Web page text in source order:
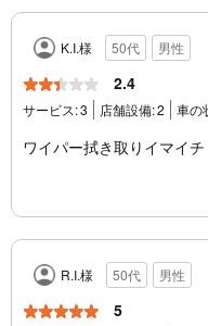
K.I.様 50代 男性
2.4
サービス:3 店舗設備:2 車の
ワイパー拭き取りイマイ
R.I.様 50代 男性
5